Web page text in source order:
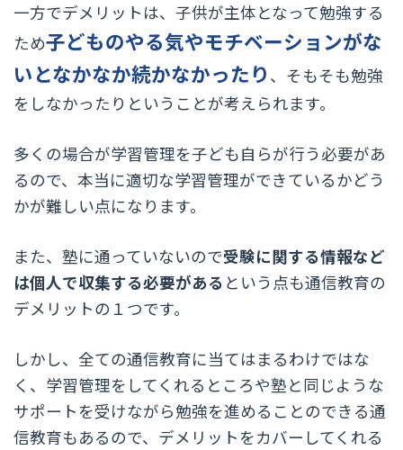
一方でデメリットは、子供が主体となって勉強する
ため子どものやる気やモチベーションがな
いとなかなか続かなかったり 、そもそも勉強
をしなかったりということが考えられます。
多くの場合が学習管理を子ども自らが行う必要があ
るので、本当に適切な学習管理ができているかどう
かが難しい点になります。
また、塾に通っていないので受験に関する情報など
は個人で収集する必要がある という点も通信教育の
デメリットの１つです。
しかし、全ての通信教育に当てはまるわけではな
く、学習管理をしてくれるところや塾と同じような
サポートを受けながら勉強を進めることのできる通
信教育もあるので、デメリットをカバーしてくれる